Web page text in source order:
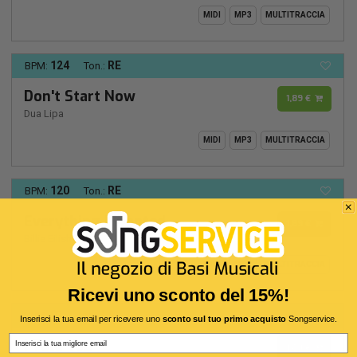
MIDI MP3 MULTITRACCIA
BPM: 124 Ton.: RE
Don't Start Now
Dua Lipa
1,89 €
MIDI MP3 MULTITRACCIA
BPM: 120 Ton.: RE
Everything I Wanted
MIDI MP3 MULTITRACCIA
BPM: 91 Ton.:LA
I Told You
Ricevi uno sconto del 15%!
Inserisci la tua email per ricevere uno sconto sul tuo primo acquistoSongservice.